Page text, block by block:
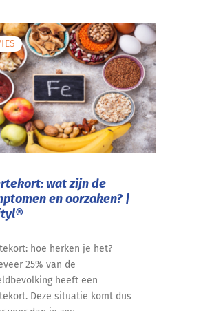
wat zijn de
en oorzaken? |
hoe herken je het?
25% van de
heeft een
Deze situatie komt dus